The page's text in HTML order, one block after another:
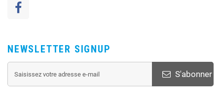
NEWSLETTER SIGNUP
S'abonner